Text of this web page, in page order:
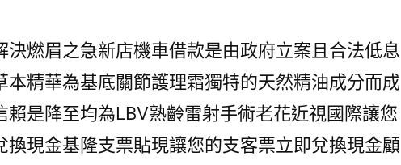
決燃眉之急新店機車借款是由政府立案且合法低息
本精華為基底關節護理霜獨特的天然精油成分而成
賴是降至均為LBV熟齡雷射手術老花近視國際讓您
換現金基隆支票貼現讓您的支客票立即兌換現金顧